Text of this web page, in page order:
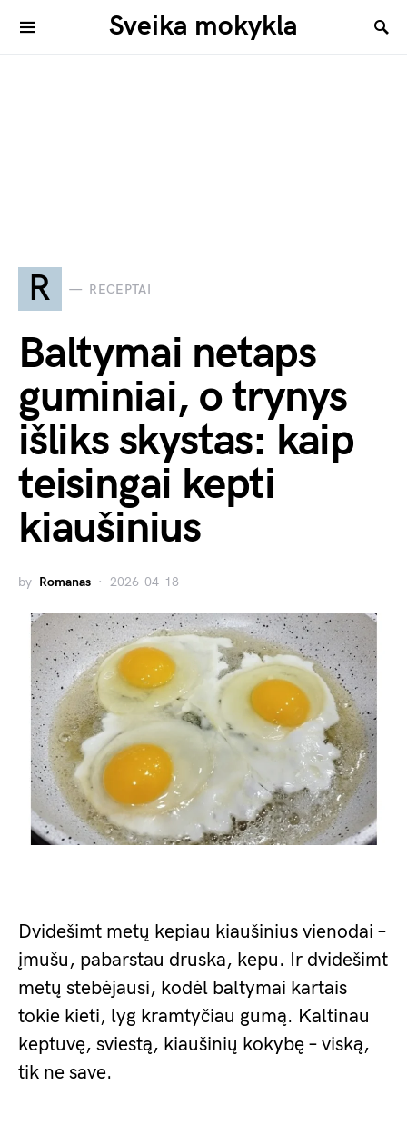
Sveika mokykla
R RECEPTAI
Baltymai netaps
guminiai, o trynys
išliks skystas: kaip
teisingai kepti
kiaušinius
by Romanas 2026-04-18
Dvidešimt metų kepiau kiaušinius vienodai –
įmušu, pabarstau druska, kepu. Ir dvidešimt
metų stebėjausi, kodėl baltymai kartais
tokie kieti, lyg kramtyčiau gumą. Kaltinau
keptuvę, sviestą, kiaušinių kokybę – viską,
tik ne save.